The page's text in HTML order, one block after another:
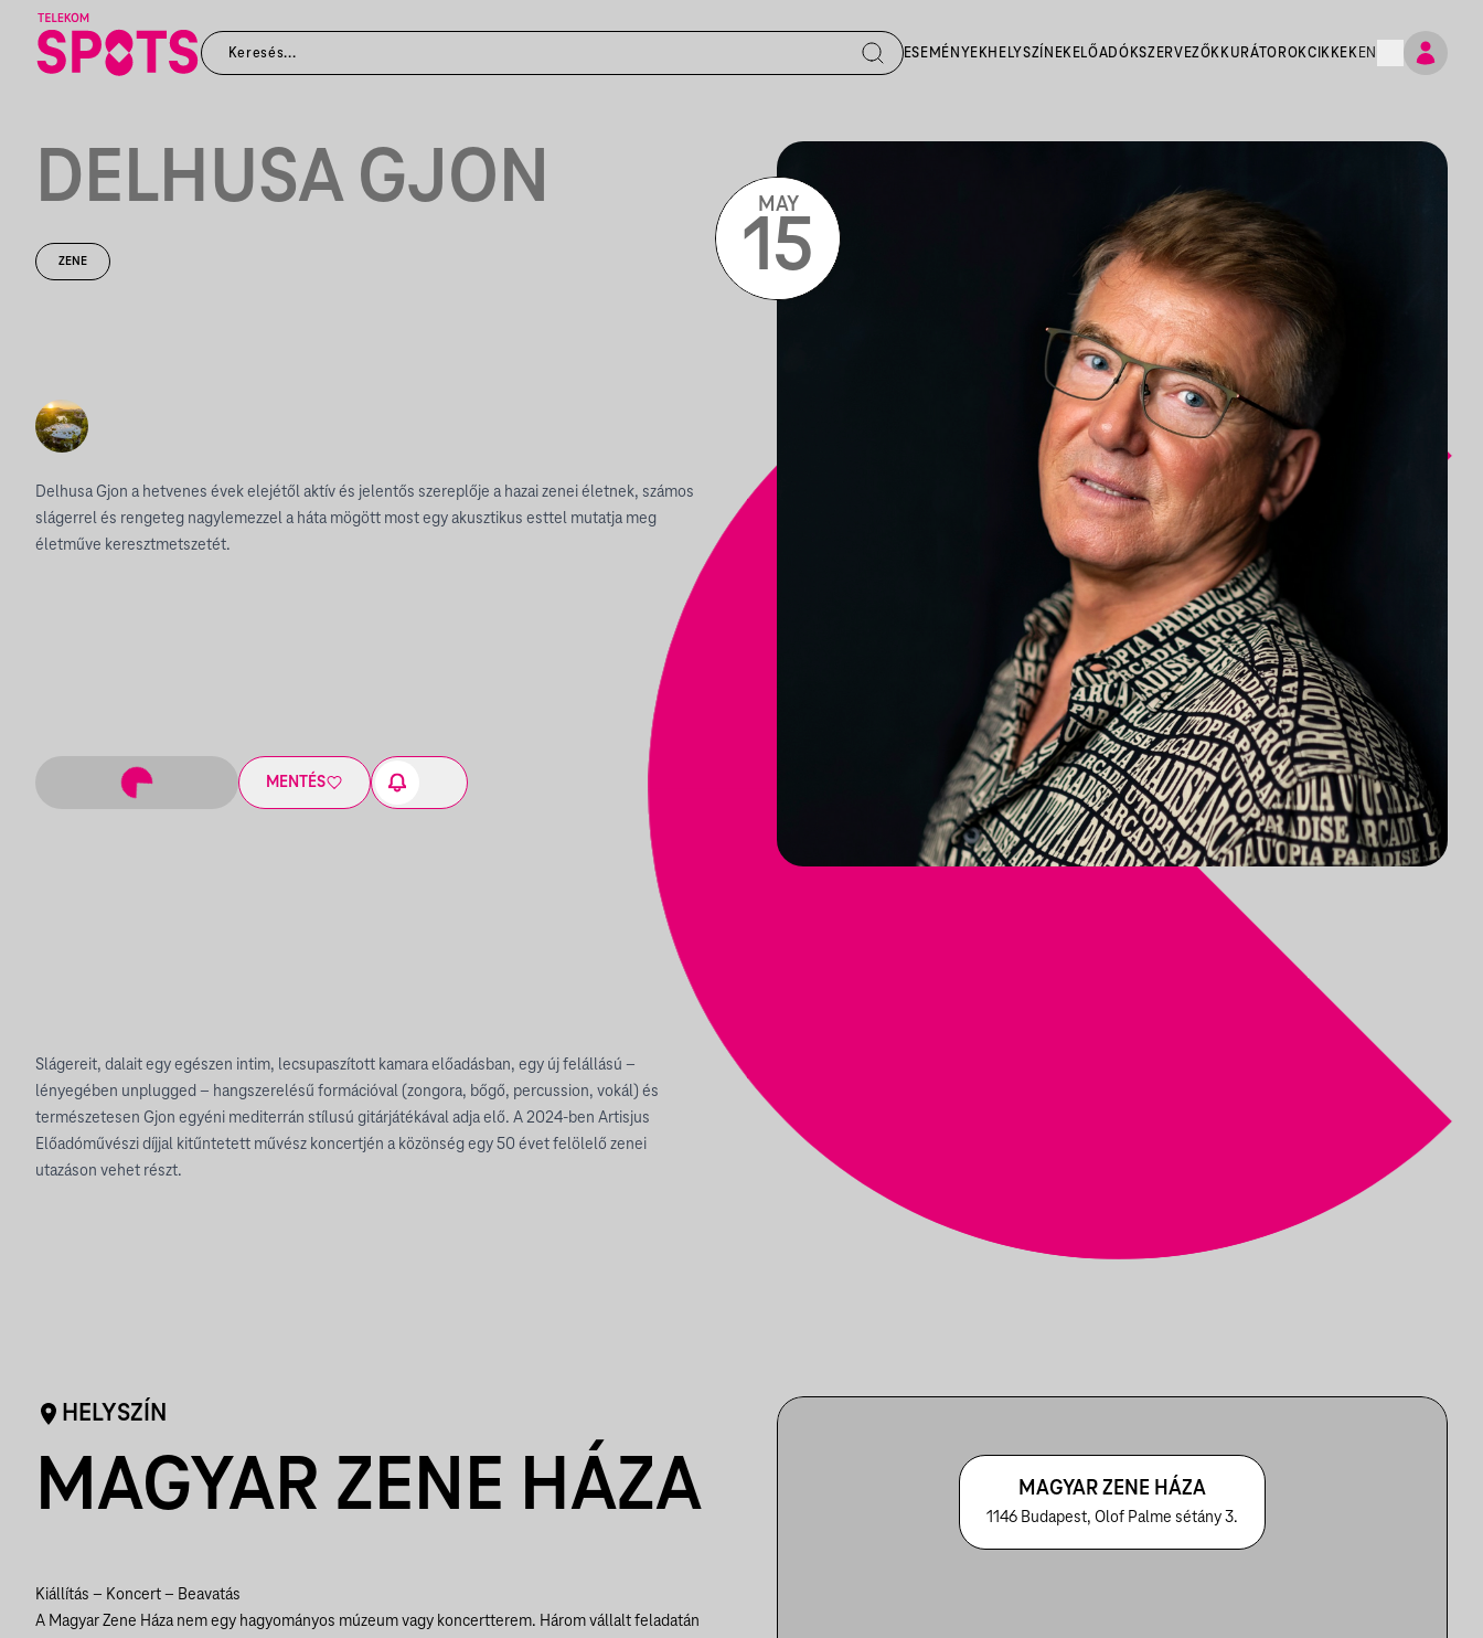
ESEMÉNYEKHELYSZÍNEK ELŐADÓKSZERVEZŐK KURÁTOROKCIKKEK EN
DELHUSA GJON
ZENE
Delhusa Gjon a hetvenes évek elejétől aktív és jelentős szereplője a hazai zenei életnek, számos
slágerrel és rengeteg nagylemezzel a háta mögött most egy akusztikus esttel mutatja meg
életműve keresztmetszetét.
MENTÉS
MAY
15
Slágereit, dalait egy egészen intim, lecsupaszított kamara előadásban, egy új felállású –
lényegében unplugged – hangszerelésű formációval (zongora, bőgő, percussion, vokál) és
természetesen Gjon egyéni mediterrán stílusú gitárjátékával adja elő. A 2024-ben Artisjus
Előadóművészi díjjal kitűntetett művész koncertjén a közönség egy 50 évet felölelő zenei
utazáson vehet részt.
HELYSZÍN
MAGYAR ZENE HÁZA
Kiállítás – Koncert – Beavatás
A Magyar Zene Háza nem egy hagyományos múzeum vagy koncertterem. Három vállalt feladatán
MAGYAR ZENE HÁZA
1146 Budapest, Olof Palme sétány 3.